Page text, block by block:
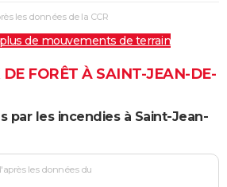
les données de la CCR
de mouvements de terrain
DE FORÊT À SAINT-JEAN-DE-
par les incendies à Saint-Jean-
les données du